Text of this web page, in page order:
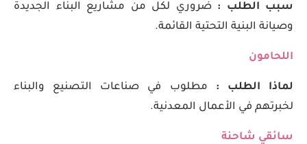
سبب الطلب : ضروري لكل من مشاريع البناء الجديدة
وصيانة البنية التحتية القائمة.
اللحامون
لماذا الطلب : مطلوب في صناعات التصنيع والبناء
لخبرتهم في الأعمال المعدنية.
سائقي شاحنة